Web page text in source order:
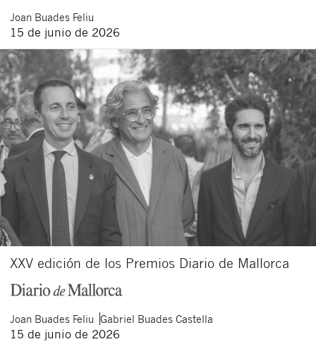
Joan Buades Feliu
15 de junio de 2026
XXV edición de los Premios Diario de Mallorca
Joan Buades Feliu Gabriel Buades Castella
15 de junio de 2026